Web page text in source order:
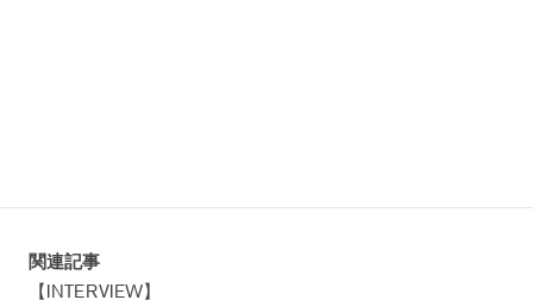
関連記事
【INTERVIEW】